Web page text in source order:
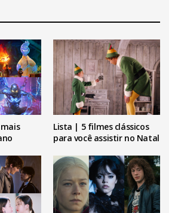
Lista | 5 filmes clássicos
para você assistir no Natal